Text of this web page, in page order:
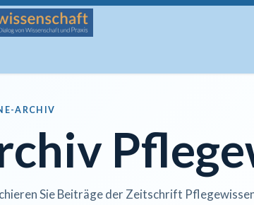
ARCHIV
Sie Beiträge der Zeitschrift